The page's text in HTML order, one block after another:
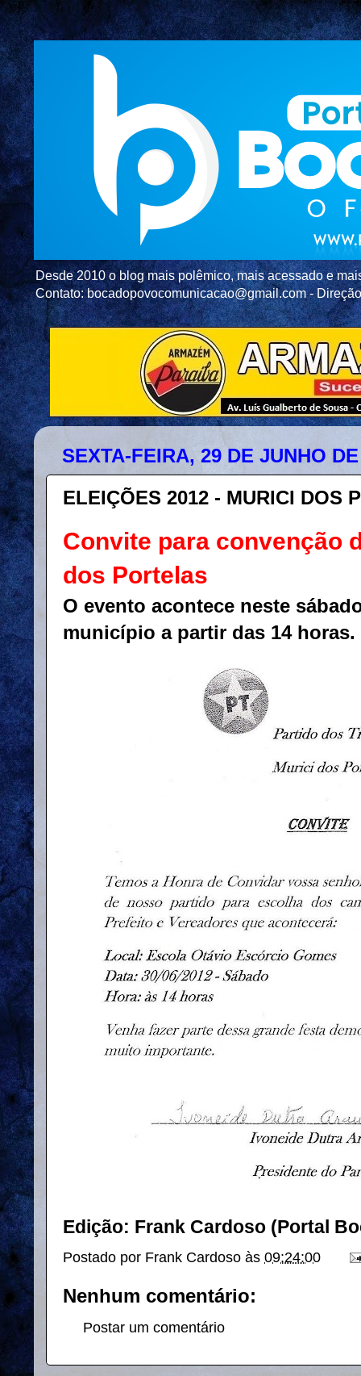
Desde 2010 o blog mais polêmico, mais acessado e
Contato: bocadopovocomunicacao@gmail.com -
SEXTA-FEIRA, 29 DE JUNHO
ELEIÇÕES 2012 - MURICI DOS
Convite para convenção
dos Portelas
O evento acontece neste
município a partir das 14 horas.
Edição: Frank Cardoso (Portal
Postado por Frank Cardoso às 09:24:00
Nenhum comentário:
Postar um comentário